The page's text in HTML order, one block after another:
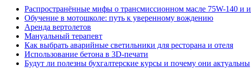
Распространённые мифы о трансмиссионном масле 75W-140 и
Обучение в мотошколе: путь к уверенному вождению
Аренда вертолетов
Мануальный терапевт
Как выбрать аварийные светильники для ресторана и отеля
Использование бетона в 3D-печати
Будут ли полезны бухгалтерские курсы и почему они актуальны